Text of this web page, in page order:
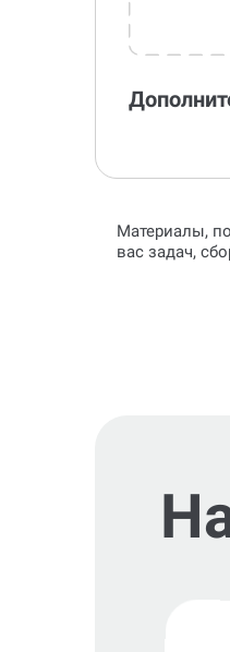
Материалы,
вас задач,